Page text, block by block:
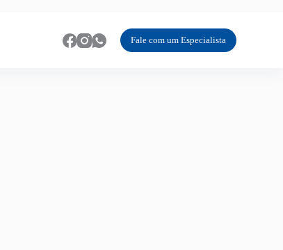
Fale com um Especialista